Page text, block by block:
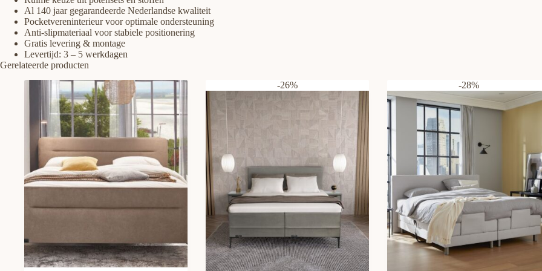
Al 140 jaar gegarandeerde Nederlandse kwaliteit
Pocketvereninterieur voor optimale ondersteuning
Anti-slipmateriaal voor stabiele positionering
Gratis levering & montage
Levertijd: 3 – 5 werkdagen
Gerelateerde producten
-26%
-28%